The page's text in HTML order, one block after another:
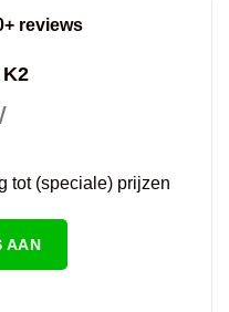
reviews
tot (speciale) prijzen
AAN